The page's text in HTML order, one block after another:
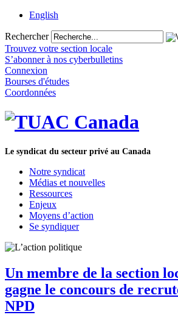
English
Rechercher
Trouvez votre section locale
S’abonner à nos cyberbulletins
Connexion
Bourses d'études
Coordonnées
Le syndicat du secteur privé au Canada
Notre syndicat
Médias et nouvelles
Ressources
Enjeux
Moyens d’action
Se syndiquer
Un membre de la section
gagne le concours de
NPD